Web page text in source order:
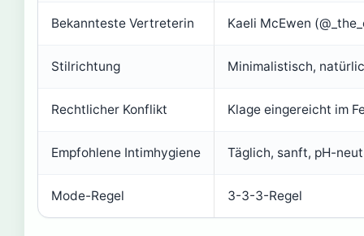
Bekannteste Vertreterin Kaeli McEwen
Stilrichtung Minimalistisch,
Rechtlicher Konflikt Klage eingereicht im
Empfohlene Intimhygiene Täglich, sanft, pH-
Mode-Regel 3-3-3-Regel